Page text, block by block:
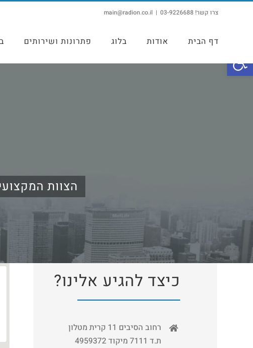
צרו קשר! 03-9226688 |
main@radion.co.il
דף הבית אודות בלוג פתרונות ושירותים
הצוות
כיצד להגיע אלינו?
רחוב הסיבים 11 קרית מטלון
ת.ד 7111 מיקוד 4959372